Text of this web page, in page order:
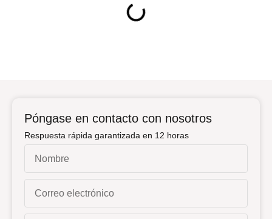
Póngase en contacto con nosotros
Respuesta rápida garantizada en 12 horas